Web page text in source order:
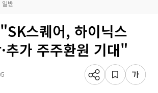
일반
스퀘어, 하이닉스
추가 주주환원 기대"